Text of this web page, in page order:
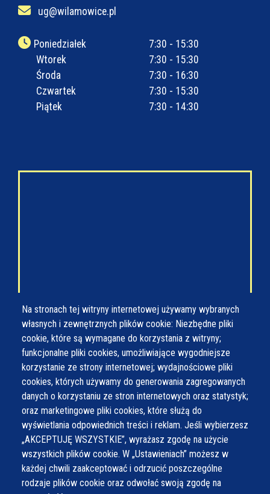
Na stronach tej witryny internetowej używamy wybranych
własnych i zewnętrznych plików cookie: Niezbędne pliki
cookie, które są wymagane do korzystania z witryny;
funkcjonalne pliki cookies, umożliwiające wygodniejsze
korzystanie ze strony internetowej; wydajnościowe pliki
cookies, których używamy do generowania zagregowanych
danych o korzystaniu ze stron internetowych oraz statystyk;
oraz marketingowe pliki cookies, które służą do
wyświetlania odpowiednich treści i reklam. Jeśli wybierzesz
„AKCEPTUJĘ WSZYSTKIE”, wyrażasz zgodę na użycie
wszystkich plików cookie. W „Ustawieniach” możesz w
każdej chwili zaakceptować i odrzucić poszczególne
rodzaje plików cookie oraz odwołać swoją zgodę na
ug@wilamowice.pl
Poniedziałek
7:30 - 15:30
Wtorek
7:30 - 15:30
Środa
7:30 - 16:30
Czwartek
7:30 - 15:30
Piątek
7:30 - 14:30
© Wszystkie prawa zastrzeżone,Gmina Wilamowice
Wykonanie e-jankowska